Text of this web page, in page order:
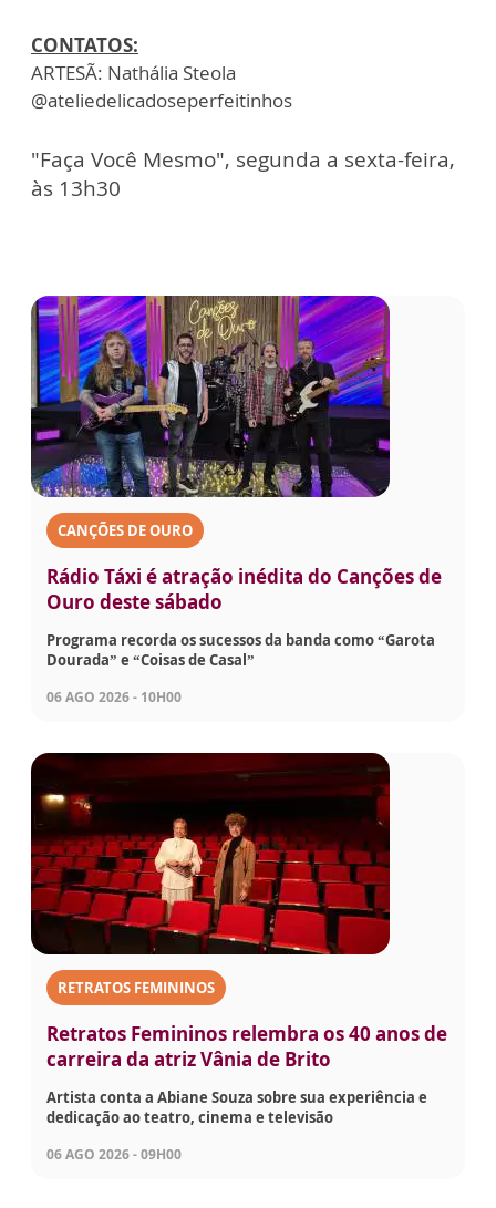
CONTATOS:
ARTESÃ: Nathália Steola
@ateliedelicadoseperfeitinhos
"Faça Você Mesmo", segunda a sexta-feira,
às 13h30
CANÇÕES DE OURO
Rádio Táxi é atração inédita do Canções de
Ouro deste sábado
Programa recorda os sucessos da banda como “Garota
Dourada” e “Coisas de Casal”
06 AGO 2026 - 10H00
RETRATOS FEMININOS
Retratos Femininos relembra os 40 anos de
carreira da atriz Vânia de Brito
Artista conta a Abiane Souza sobre sua experiência e
dedicação ao teatro, cinema e televisão
06 AGO 2026 - 09H00